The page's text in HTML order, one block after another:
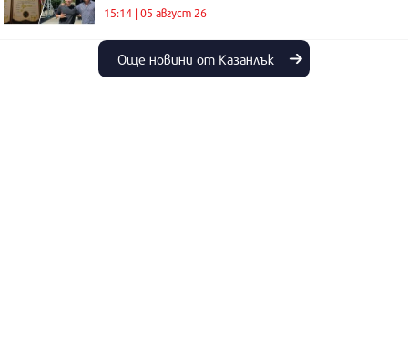
15:14 | 05 август 26
Още новини от Казанлък